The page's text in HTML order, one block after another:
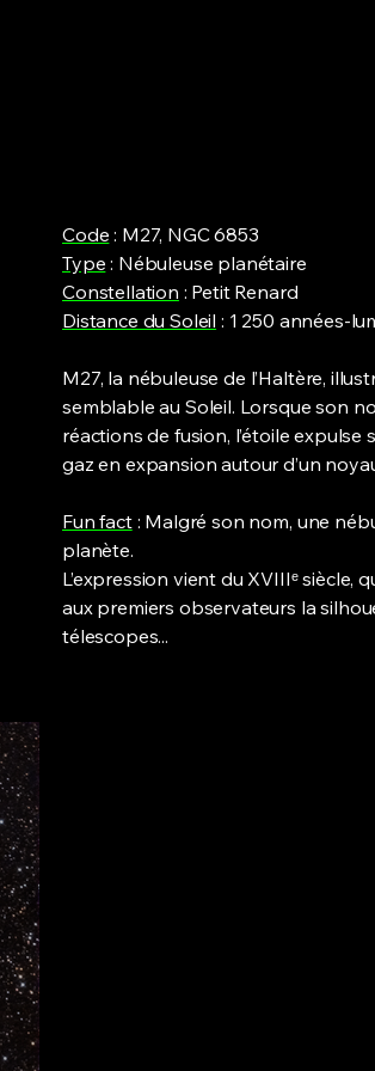
Code : M27, NGC 6853
Type : Nébuleuse planétaire
Constellation : Petit Renard
Distance du Soleil : 1 250 années-
M27, la nébuleuse de l’Haltère,
semblable au Soleil. Lorsque son
réactions de fusion, l’étoile
gaz en expansion autour d’un
Fun fact: Malgré son nom, une
planète.
L’expression vient du XVIIIᵉ
aux premiers observateurs la
télescopes...